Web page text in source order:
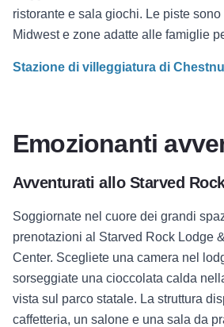
ristorante e sala giochi. Le piste
Midwest e zone adatte alle famiglie
Stazione di villeggiatura di
Emozionanti
Avventurati allo Starved
Soggiornate nel cuore dei grandi
prenotazioni al Starved Rock Lodge
Center. Scegliete una camera nel
sorseggiate una cioccolata calda
vista sul parco statale. La struttura
caffetteria, un salone e una sala da